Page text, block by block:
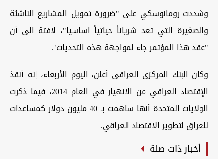
وشددت رومانوسكي على "ضرورة تمويل المشاريع الناشئة
والصغيرة التي تعد شرياناً حياتياً اساسيا"، لافتة الى أن
"عقد هذا المؤتمر جاء لمواجهة هذه التحديات".
وكان البنك المركزي العراقي أعلن، اليوم الأربعاء، إنه أنقذ
الإقتصاد العراقي من الانهيار في العام 2014، فيما ذكرت
الولايات المتحدة أنها ساهمت بـ 40 مليون دولار كمساعدات
للعراق لتطوير الاقتصاد العراقي.
أخبار ذات صلة